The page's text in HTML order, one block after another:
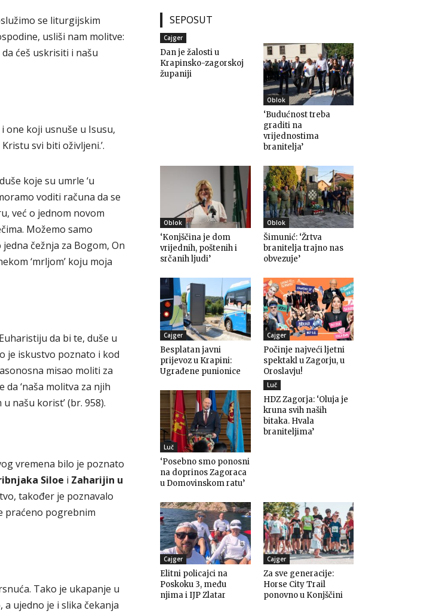
se liturgijskim
usliši nam molitve:
ćeš uskrisiti i našu
one koji usnuše u Isusu,
svi biti oživljeni.’.
koje su umrle ‘u
voditi računa da se
već o jednom novom
Možemo samo
čežnja za Bogom, On
‘mrljom’ koju moja
da bi te, duše u
je iskustvo poznato i kod
misao moliti za
da ‘naša molitva za njih
našu korist’ (br. 958).
vremena bilo je poznato
Siloe i Zaharijin u
također je poznavalo
praćeno pogrebnim
Tako je ukapanje u
ujedno je i slika čekanja
SEPOSUT
Cajger
Dan je žalosti u
Krapinsko-zagorskoj
županiji
Oblok
‘Budućnost treba
graditi na
vrijednostima
branitelja’
Oblok
‘Konjščina je dom
vrijednih, poštenih i
srčanih ljudi’
Oblok
Šimunić: ‘Žrtva
branitelja trajno nas
obvezuje’
Cajger
Besplatan javni
prijevoz u Krapini:
Ugrađene punionice
Cajger
Počinje najveći ljetni
spektakl u Zagorju, u
Oroslavju!
Luč
‘Posebno smo ponosni
na doprinos Zagoraca
u Domovinskom ratu’
Luč
HDZ Zagorja: ‘Oluja je
kruna svih naših
bitaka. Hvala
braniteljima’
Cajger
Elitni policajci na
Poskoku 3, među
njima i IJP Zlatar
Cajger
Za sve generacije:
Horse City Trail
ponovno u Konjščini